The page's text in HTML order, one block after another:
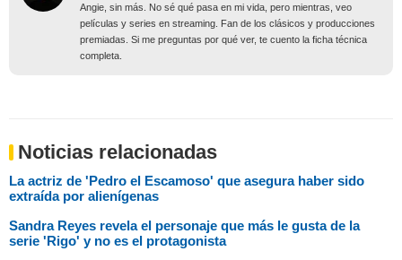
Angie, sin más. No sé qué pasa en mi vida, pero mientras, veo
películas y series en streaming. Fan de los clásicos y producciones
premiadas. Si me preguntas por qué ver, te cuento la ficha técnica
completa.
Noticias relacionadas
La actriz de 'Pedro el Escamoso' que asegura haber sido
extraída por alienígenas
Sandra Reyes revela el personaje que más le gusta de la
serie 'Rigo' y no es el protagonista